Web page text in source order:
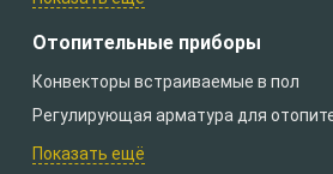
Отопительные приборы
Конвекторы встраиваемые в пол
Регулирующая арматура для
Показать ещё